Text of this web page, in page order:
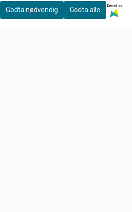
Godta nødvendig Godta alle
Drevet av